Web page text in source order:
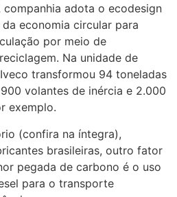
adota o ecodesign
economia circular para
por meio de
Na unidade de
transformou 94 toneladas
volantes de inércia e 2.000
exemplo.
(confira na íntegra),
brasileiras, outro fator
pegada de carbono é o uso
para o transporte